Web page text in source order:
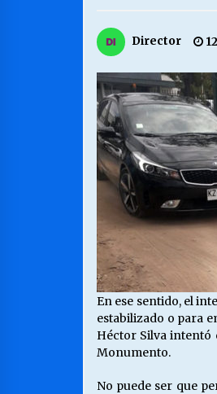
Director
En ese sentido, el
estabilizado o para
Héctor Silva intentó
Monumento.
No puede ser que